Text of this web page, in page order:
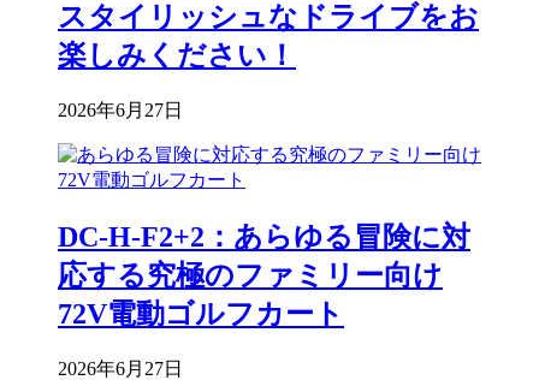
スタイリッシュなドライブをお
楽しみください！
2026年6月27日
DC-H-F2+2：あらゆる冒険に対
応する究極のファミリー向け
72V電動ゴルフカート
2026年6月27日